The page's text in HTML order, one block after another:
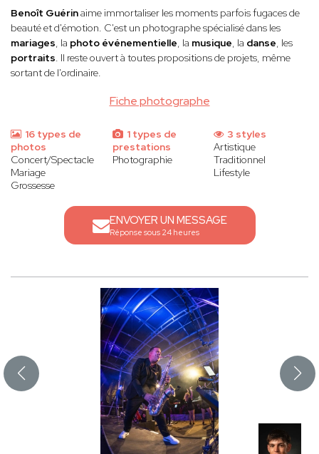
Fiche photographe
Benoît Guérinaime immortaliser les moments parfois fugaces de
beauté et d'émotion. C'est un photographe spécialisé dans les
mariages, la photo événementielle, la musique, la danse, les
portraits. Il reste ouvert à toutes propositions de projets, même
sortant de l'ordinaire.
16 types de
photos
Concert/Spectacle
Mariage
Grossesse
1 types de
prestations
Photographie
3 styles
Artistique
Traditionnel
Lifestyle
ENVOYER UN MESSAGE
Réponse sous 24 heures